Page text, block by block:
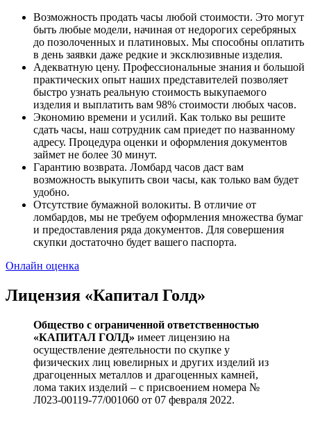
Возможность продать часы любой стоимости. Это могут
быть любые модели, начиная от недорогих серебряных
до позолоченных и платиновых. Мы способны оплатить
в день заявки даже редкие и эксклюзивные изделия.
Адекватную цену. Профессиональные знания и большой
практических опыт наших представителей позволяет
быстро узнать реальную стоимость выкупаемого
изделия и выплатить вам 98% стоимости любых часов.
Экономию времени и усилий. Как только вы решите
сдать часы, наш сотрудник сам приедет по названному
адресу. Процедура оценки и оформления документов
займет не более 30 минут.
Гарантию возврата. Ломбард часов даст вам
возможность выкупить свои часы, как только вам будет
удобно.
Отсутствие бумажной волокиты. В отличие от
ломбардов, мы не требуем оформления множества бумаг
и предоставления ряда документов. Для совершения
скупки достаточно будет вашего паспорта.
Онлайн оценка
Лицензия «Капитал Голд»
Общество с ограниченной ответственностью
«КАПИТАЛ ГОЛД» имеет лицензию на
осуществление деятельности по скупке у
физических лиц ювелирных и других изделий из
драгоценных металлов и драгоценных камней,
лома таких изделий – с присвоением номера №
Л023-00119-77/001060 от 07 февраля 2022.